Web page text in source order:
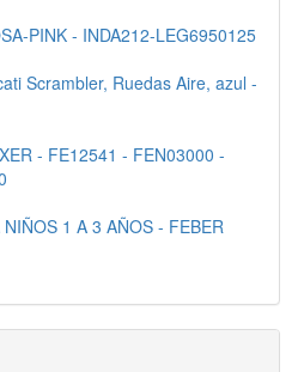
PINK - INDA212-LEG6950125
Scrambler, Ruedas Aire, azul -
- FE12541 - FEN03000 -
1 A 3 AÑOS - FEBER